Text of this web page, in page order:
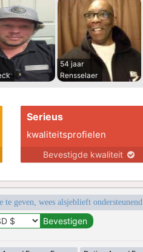
54 jaar
Rensselaer
Serieus
kwaliteitsprofielen
Bevestigde kwaliteit
te geven, wees alsjeblieft ondersteunend